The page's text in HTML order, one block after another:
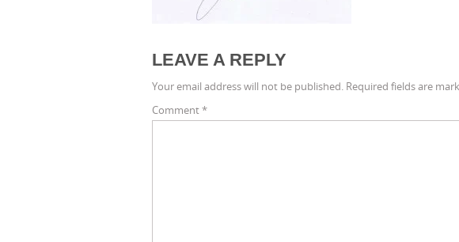
LEAVE A REPLY
Your email address will not be published. Required fields are
Comment*